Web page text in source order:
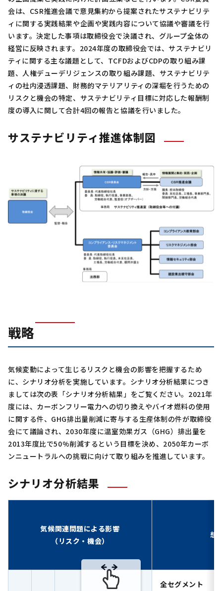
会は、CSR推進会議で意見集約から提案されたサステナビリテ
ィに関する実践結果や企画や実践内容について協議や審議を行
います。決定した事項は取締役会で決議され、グループ全体の
経営に反映されます。2024年度の取締役会では、サステナビリ
ティに関する主な議題として、TCFDおよびCDPの取り組み課
題、人権デューデリジェンスの取り組み課題、サステナビリテ
ィの社内浸透課題、財務的マテリアリティの深堀を行うための
リスクと機会の特定、サステナビリティ目標に対応した報酬制
度の導入に関して合計4回の報告と協議を行いました。
サステナビリティ推進体制図
戦略
気候変動によって生じるリスクと機会の影響を把握するため
に、シナリオ分析を実施しています。シナリオ分析結果につき
ましては次の表「シナリオ分析結果」をご覧ください。2021年
度には、カーボンフリー電力への切り換えやバイオ燃料の使用
に関する件、GHG排出量削減に寄与する生産体制の件が取締役
会にて議論され、2030年度に温室効果ガス（GHG）排出量を
2013年度比で50%削減するという目標を決め、2050年カーボ
ンニュートラルへの挑戦に向けて取り組みを推進しています。
シナリオ分析結果
気候関連問題による影響
（リスク・機会）
想
全セグメント